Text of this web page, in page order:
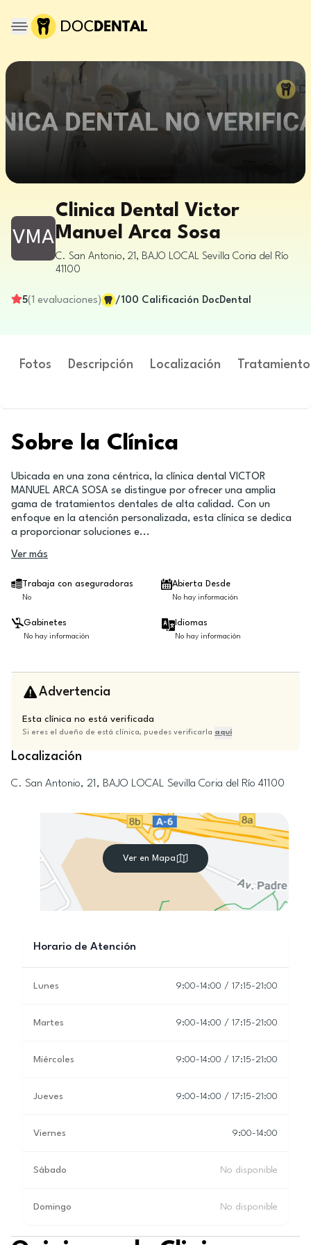
VMA
Clinica Dental Victor
Manuel Arca Sosa
C. San Antonio, 21, BAJO LOCAL Sevilla Coria del Río
41100
5(1 evaluaciones) /100 Calificación DocDental
Fotos Descripción Localización
Sobre la Clínica
Ubicada en una zona céntrica, la clínica dental VICTOR
MANUEL ARCA SOSA se distingue por ofrecer una amplia
gama de tratamientos dentales de alta calidad. Con un
enfoque en la atención personalizada, esta clínica se dedica
a proporcionar soluciones e...
Ver más
Trabaja con aseguradoras
No
Abierta Desde
No hay información
Gabinetes
No hay información
Idiomas
No hay información
Advertencia
Esta clínica no está verificada
Si eres el dueño de está clínica, puedes verificarla aquí
Localización
C. San Antonio, 21, BAJO LOCAL Sevilla Coria del Río 41100
Ver en Mapa
Horario de Atención
Lunes 9:00-14:00 / 17:15-21:00
Martes 9:00-14:00 / 17:15-21:00
Miércoles 9:00-14:00 / 17:15-21:00
Jueves 9:00-14:00 / 17:15-21:00
Viernes 9:00-14:00
Sábado No disponible
Domingo No disponible